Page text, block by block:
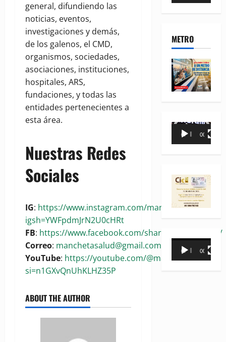
general, difundiendo las
noticias, eventos,
investigaciones y demás,
de los galenos, el CMD,
organismos, sociedades,
asociaciones, instituciones,
hospitales, ARS,
fundaciones, y todas las
entidades pertenecientes a
esta área.
Nuestras Redes
Sociales
IG: https://www.instagram.com/manchetasalud?
igsh=YWFpdmJrN2U0cHRt
FB: https://www.facebook.com/share/1BoaKRywuG/
Correo: manchetasalud@gmail.com
YouTube: https://youtube.com/@manchetasalud?
si=n1GXvQnUhKLHZ35P
ABOUT THE AUTHOR
METRO
Reproductor
00:00 00:35
Reproductor
00:00 00:31